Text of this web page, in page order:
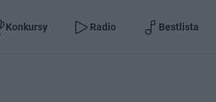
Konkursy Radio Bestlista